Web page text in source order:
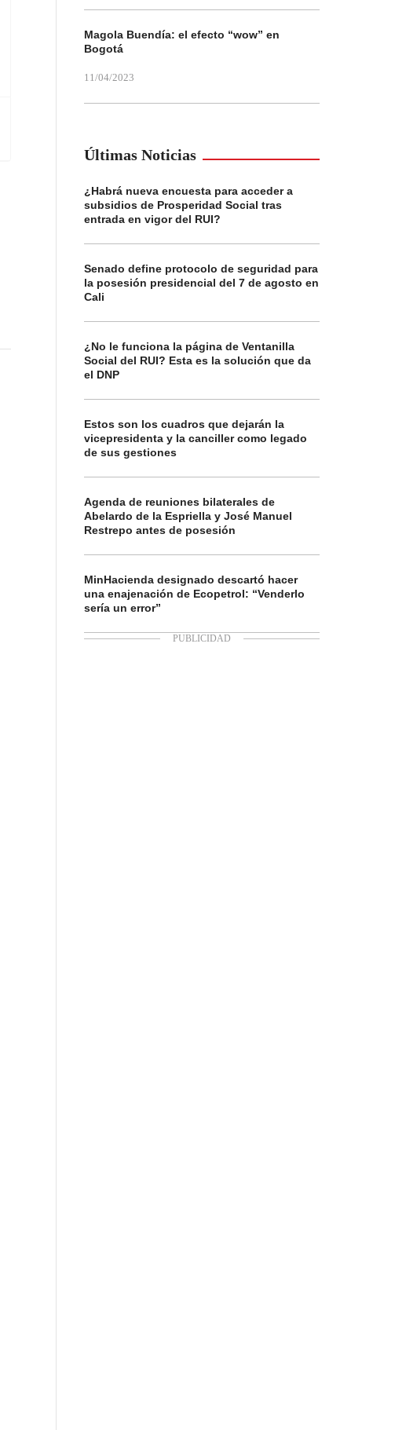
Magola Buendía: el efecto “wow” en
Bogotá
11/04/2023
Últimas Noticias
¿Habrá nueva encuesta para acceder a
subsidios de Prosperidad Social tras
entrada en vigor del RUI?
Senado define protocolo de seguridad para
la posesión presidencial del 7 de agosto en
Cali
¿No le funciona la página de Ventanilla
Social del RUI? Esta es la solución que da
el DNP
Estos son los cuadros que dejarán la
vicepresidenta y la canciller como legado
de sus gestiones
Agenda de reuniones bilaterales de
Abelardo de la Espriella y José Manuel
Restrepo antes de posesión
MinHacienda designado descartó hacer
una enajenación de Ecopetrol: “Venderlo
sería un error”